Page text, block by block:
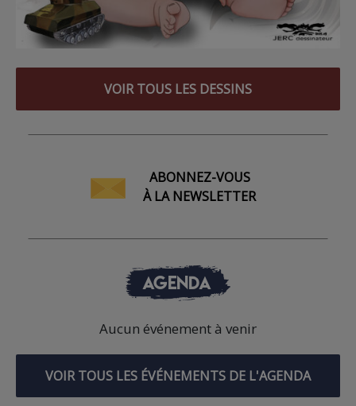
VOIR TOUS LES DESSINS
ABONNEZ-VOUS
À LA NEWSLETTER
AGENDA
Aucun événement à venir
VOIR TOUS LES ÉVÉNEMENTS DE L'AGENDA